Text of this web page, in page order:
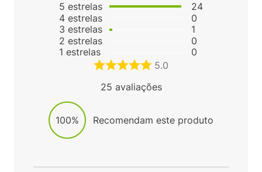
5 estrelas
4 estrelas
3 estrelas
2 estrelas
1 estrelas
24
0
1
0
0
5.0
25 avaliações
100% Recomendam este produto